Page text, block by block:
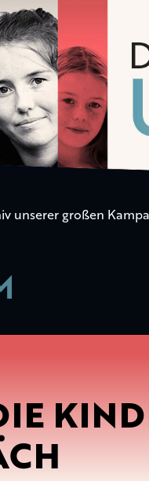
unserer großen